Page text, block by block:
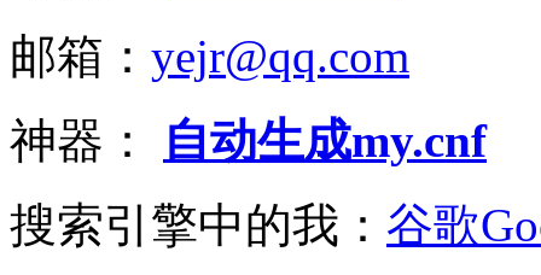
邮箱： yejr@qq.com
神器：
自动生成my.cnf
搜索引擎中的我： 谷歌